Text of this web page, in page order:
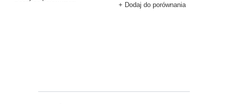
+ Dodaj do porównania